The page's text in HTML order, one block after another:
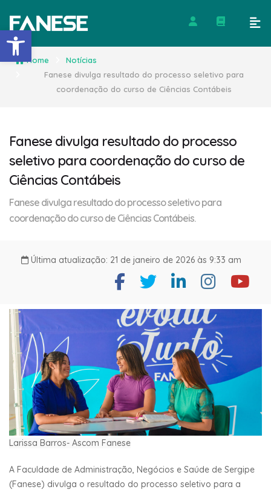
Barra de Ferramentas
Home
Notícias
Fanese divulga resultado do processo seletivo para
coordenação do curso de Ciências Contábeis
Fanese divulga resultado do processo
seletivo para coordenação do curso de
Ciências Contábeis
Fanese divulga resultado do processo seletivo para
coordenação do curso de Ciências Contábeis.
Última atualização: 21 de janeiro de 2026 às 9:33 am
Larissa Barros- Ascom Fanese
A Faculdade de Administração, Negócios e Saúde de Sergipe
(Fanese) divulga o resultado do processo seletivo para a